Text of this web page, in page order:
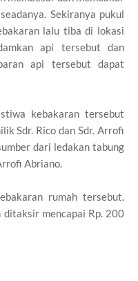
Sekiranya pukul
lalu tiba di lokasi
api tersebut dan
api tersebut dapat
kebakaran tersebut
Sdr. Rico dan Sdr. Arrofi
dari ledakan tabung
Abriano.
rumah tersebut.
mencapai Rp. 200